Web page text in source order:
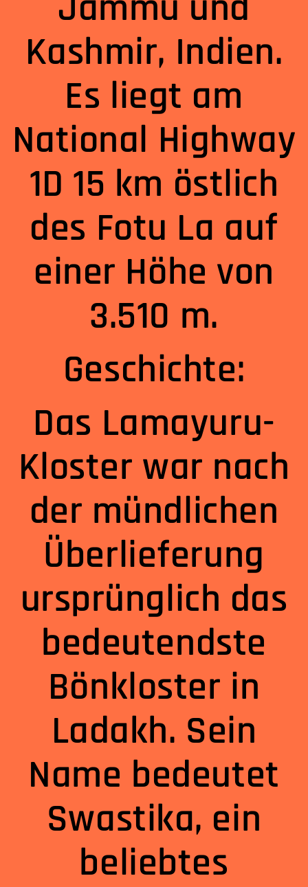
Kashmir, Indien.
Es liegt am
National Highway
1D 15 km östlich
des Fotu La auf
einer Höhe von
3.510 m.
Geschichte:
Das Lamayuru-
Kloster war nach
der mündlichen
Überlieferung
ursprünglich das
bedeutendste
Bönkloster in
Ladakh. Sein
Name bedeutet
Swastika, ein
beliebtes